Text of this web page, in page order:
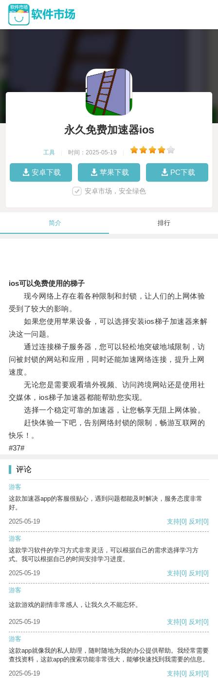
永久免费加速器ios
工具 时间：2025-05-19
安卓下载 苹果下载 PC下载
安卓市场，安全绿色
简介 排行
ios可以免费使用的梯子
现今网络上存在着各种限制和封锁，让人们的上网体验
受到了较大的影响。
如果您使用苹果设备，可以选择安装ios梯子加速器来解
决这一问题。
通过连接梯子服务器，您可以轻松地突破地域限制，访
问被封锁的网站和应用，同时还能加速网络连接，提升上网
速度。
无论您是需要观看墙外视频、访问跨境网站还是使用社
交媒体，ios梯子加速器都能帮助您实现。
选择一个稳定可靠的加速器，让您畅享无阻上网体验。
赶快体验一下吧，告别网络封锁的限制，畅游互联网的
快乐！。
#37#
评论
游客
这款加速器app的客服很贴心，遇到问题都能及时解决，服务态度非常
好。
2025-05-19
支持[0] 反对[0]
游客
这款学习软件的学习方式非常灵活，可以根据自己的需求选择学习方
式。我可以根据自己的时间安排学习进度。
2025-05-19
支持[0] 反对[0]
游客
这款游戏的剧情非常感人，让我久久不能忘怀。
2025-05-19 支持[0] 反对[0]
游客
这款app就像我的私人助理，随时随地为我的办公提供帮助。我经常需要
查找资料，这款app的搜索功能非常强大，能够快速找到我需要的信息。
2025-05-19
支持[0] 反对[0]